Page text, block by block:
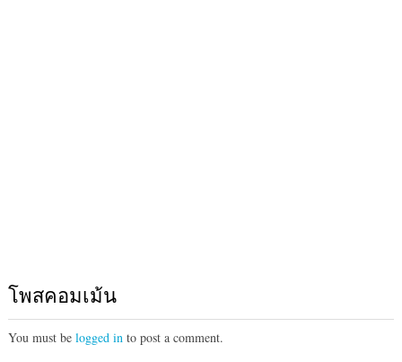
โพสคอมเม้น
You must be logged into post a comment.